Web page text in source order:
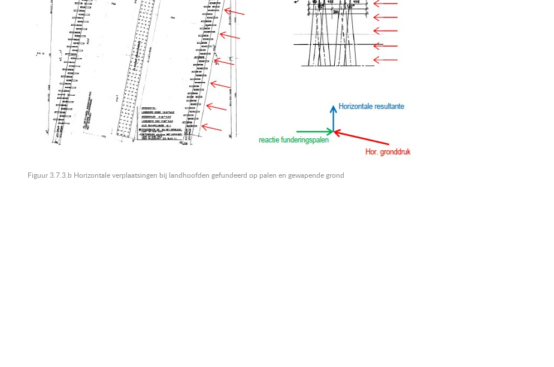
Figuur 3.7.3.b Horizontale verplaatsingen bij landhoofden gefundeerd op palen en gewapende grond